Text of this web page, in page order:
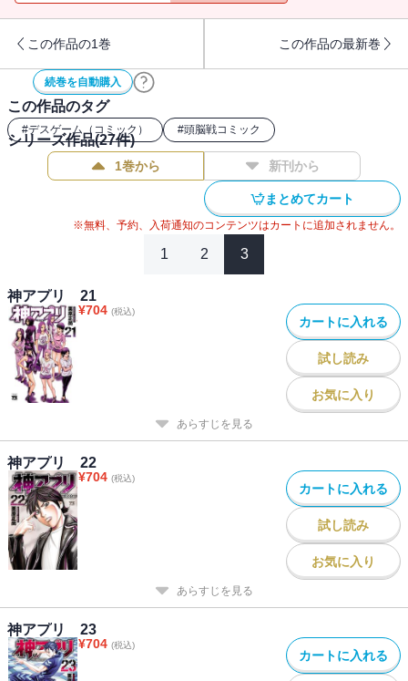
この作品の1巻 この作品の最新巻
続巻を自動購入
この作品のタグ
#デスゲーム（コミック） #頭脳戦コミック
シリーズ作品(27件)
1巻から 新刊から
まとめてカート
※無料、予約、入荷通知のコンテンツはカートに追加されません。
1 2 3
神アプリ 21
¥704 (税込)
カートに入れる
試し読み
お気に入り
あらすじを見る
神アプリ 22
¥704 (税込)
カートに入れる
試し読み
お気に入り
あらすじを見る
神アプリ 23
¥704 (税込)
カートに入れる